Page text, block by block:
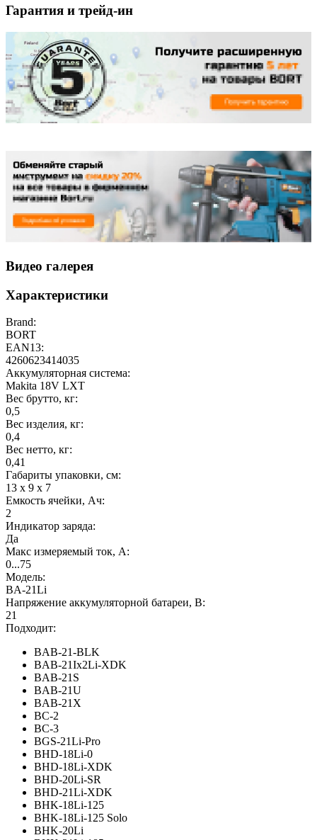
Гарантия и трейд-ин
Видео галерея
Характеристики
Brand:
BORT
EAN13:
4260623414035
Аккумуляторная система:
Makita 18V LXT
Вес брутто, кг:
0,5
Вес изделия, кг:
0,4
Вес нетто, кг:
0,41
Габариты упаковки, см:
13 x 9 x 7
Емкость ячейки, Ач:
2
Индикатор заряда:
Да
Макс измеряемый ток, А:
0...75
Модель:
BA-21Li
Напряжение аккумуляторной батареи, В:
21
Подходит:
BAB-21-BLK
BAB-21Ix2Li-XDK
BAB-21S
BAB-21U
BAB-21X
BC-2
BC-3
BGS-21Li-Pro
BHD-18Li-0
BHD-18Li-XDK
BHD-20Li-SR
BHD-21Li-XDK
BHK-18Li-125
BHK-18Li-125 Solo
BHK-20Li